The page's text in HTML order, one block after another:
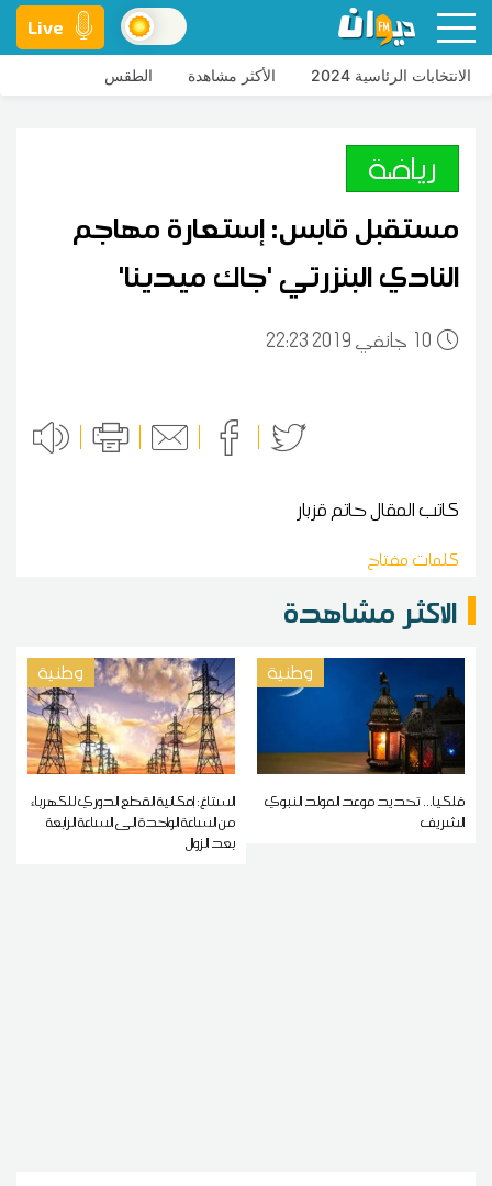
Live
الانتخابات الرئاسية 2024 الأكثر مشاهدة الطقس
رياضة
مستقبل قابس: إستعارة مهاجم
النادي البنزرتي 'جاك ميدينا'
10 22:23 2019 جانفي
كاتب المقالحاتم قزبار
كلمات مفتاح
الاكثر مشاهدة
وطنية
فلكيا... تحديد موعد المولد النبوي
الشريف
وطنية
الستاغ: إمكانية القطع الدوري للكهرباء
من الساعة الواحدة الى الساعة الرابعة
بعد الزوال